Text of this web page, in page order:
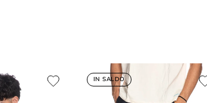
IN SALDO